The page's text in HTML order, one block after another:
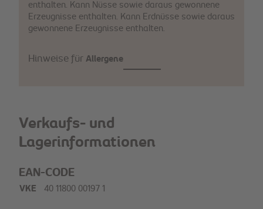
enthalten. Kann Nüsse sowie daraus gewonnene
Erzeugnisse enthalten. Kann Erdnüsse sowie daraus
gewonnene Erzeugnisse enthalten.
Hinweise für Allergene
Verkaufs- und
Lagerinformationen
EAN-CODE
VKE 40 11800 00197 1